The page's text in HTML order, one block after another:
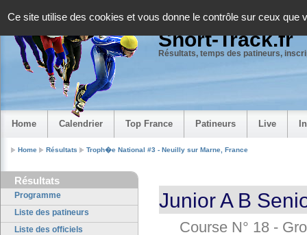
Ce site utilise des cookies et vous donne le contrôle sur ceux que
Short-Track.fr
Résultats, temps des patineurs,
Home Calendrier Top France Patineurs Live
Home Résultats Troph�e National #3 - Neuilly sur Marne, France
Résultats
Programme
Liste des patineurs
Liste des officiels
Junior A B
Course N° 18 -